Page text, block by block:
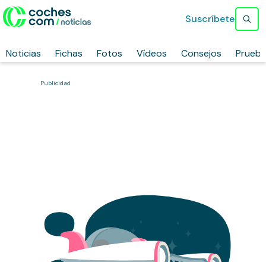
Noticias Fichas Fotos Vídeos Consejos
Suscríbete
Publicidad